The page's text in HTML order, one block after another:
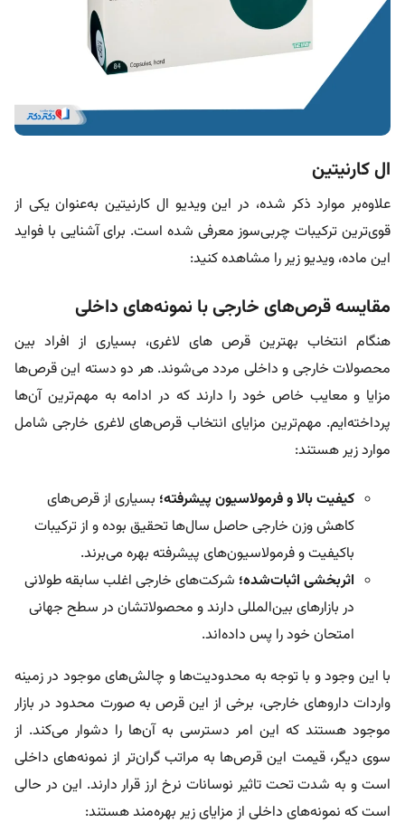
ال کارنیتین
علاوه‌بر موارد ذکر شده، در این ویدیو ال کارنیتین به‌عنوان یکی از
قوی‌ترین ترکیبات چربی‌سوز معرفی شده است. برای آشنایی با فواید
این ماده، ویدیو زیر را مشاهده کنید:
مقایسه قرص‌های خارجی با نمونه‌های داخلی
هنگام انتخاب بهترین قرص های لاغری، بسیاری از افراد بین
محصولات خارجی و داخلی مردد می‌شوند. هر دو دسته این قرص‌ها
مزایا و معایب خاص خود را دارند که در ادامه به مهم‌ترین آن‌ها
پرداخته‌ایم. مهم‌ترین مزایای انتخاب قرص‌های لاغری خارجی شامل
موارد زیر هستند:
کیفیت بالا و فرمولاسیون پیشرفته؛ بسیاری از قرص‌های
کاهش وزن خارجی حاصل سال‌ها تحقیق بوده و از ترکیبات
باکیفیت و فرمولاسیون‌های پیشرفته بهره می‌برند.
اثربخشی اثبات‌شده؛ شرکت‌های خارجی اغلب سابقه طولانی
در بازارهای بین‌المللی دارند و محصولاتشان در سطح جهانی
امتحان خود را پس داده‌اند.
با این وجود و با توجه به محدودیت‌ها و چالش‌های موجود در زمینه
واردات داروهای خارجی، برخی از این قرص به صورت محدود در بازار
موجود هستند که این امر دسترسی به آن‌ها را دشوار می‌کند. از
سوی دیگر، قیمت این قرص‌ها به مراتب گران‌تر از نمونه‌های داخلی
است و به شدت تحت تاثیر نوسانات نرخ ارز قرار دارند. این در حالی
است که نمونه‌های داخلی از مزایای زیر بهره‌مند هستند: